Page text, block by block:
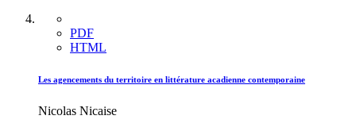
PDF
HTML
Les agencements du territoire en littérature acadienne contemporaine
Nicolas Nicaise